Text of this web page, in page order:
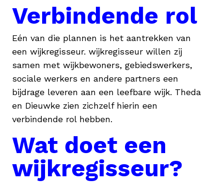
Verbindende rol
Eén van die plannen is het aantrekken van
een wijkregisseur. wijkregisseur willen zij
samen met wijkbewoners, gebiedswerkers,
sociale werkers en andere partners een
bijdrage leveren aan een leefbare wijk. Theda
en Dieuwke zien zichzelf hierin een
verbindende rol hebben.
Wat doet een
wijkregisseur?